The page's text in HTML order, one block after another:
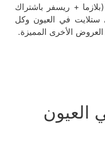
+ ريسفر باشتراك
في العيون وكل
الأخرى المميزة.
العيون